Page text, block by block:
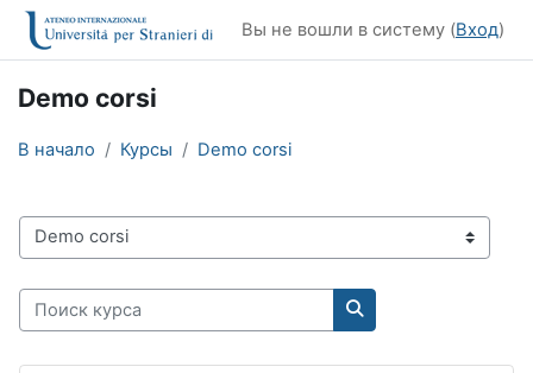
Перейти к основному содержанию
Вы не вошли в систему (Вход)
Demo corsi
В начало Курсы Demo corsi
Категории курсов
Поиск курса
Поиск курса